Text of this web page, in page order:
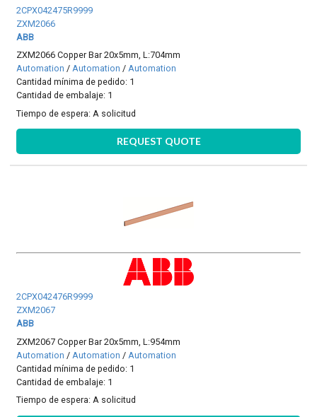
2CPX042475R9999
ZXM2066
ABB
ZXM2066 Copper Bar 20x5mm, L:704mm
Automation /Automation /Automation
Cantidad mínima de pedido: 1
Cantidad de embalaje: 1
Tiempo de espera: A solicitud
REQUEST QUOTE
2CPX042476R9999
ZXM2067
ABB
ZXM2067 Copper Bar 20x5mm, L:954mm
Automation / Automation / Automation
Cantidad mínima de pedido: 1
Cantidad de embalaje: 1
Tiempo de espera:A solicitud